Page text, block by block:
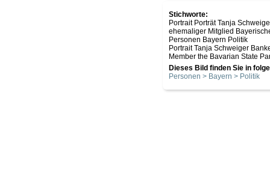
Stichworte:
Portrait Porträt Tanja
ehemaliger Mitglied
Personen Bayern Politik
Portrait Tanja Schweiger
Member the Bavarian State
Dieses Bild finden Sie in
Personen > Bayern > Politik